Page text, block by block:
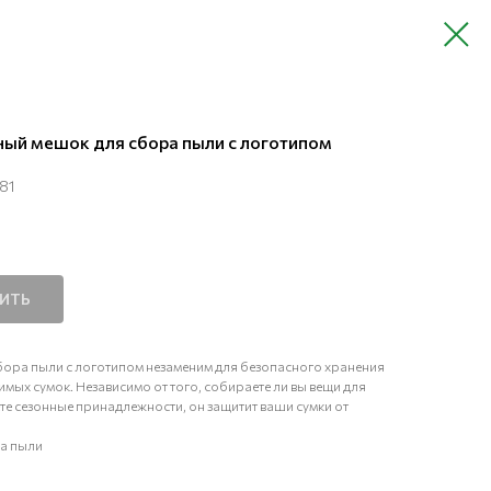
мешок для сбора пыли с логотипом
пыли с логотипом незаменим для безопасного хранения
сумок. Независимо от того, собираете ли вы вещи для
сезонные принадлежности, он защитит ваши сумки от
пыли